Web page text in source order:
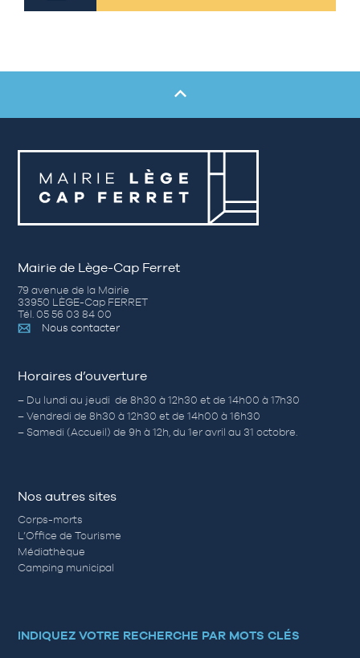
Mairie de Lège-Cap Ferret
79 avenue de la Mairie
33950 LÈGE-Cap FERRET
Tél. 05 56 03 84 00
Nous contacter
Horaires d’ouverture
– Du lundi au jeudi de 8h30 à 12h30 et de 14h00 à 17h30
– Vendredi de 8h30 à 12h30 et de 14h00 à 16h30
– Samedi (Accueil) de 9h à 12h, du 1er avril au 31 octobre.
Nos autres sites
Corps-morts
L’Office de Tourisme
Médiathèque
Camping municipal
INDIQUEZ VOTRE RECHERCHE PAR MOTS CLÉS